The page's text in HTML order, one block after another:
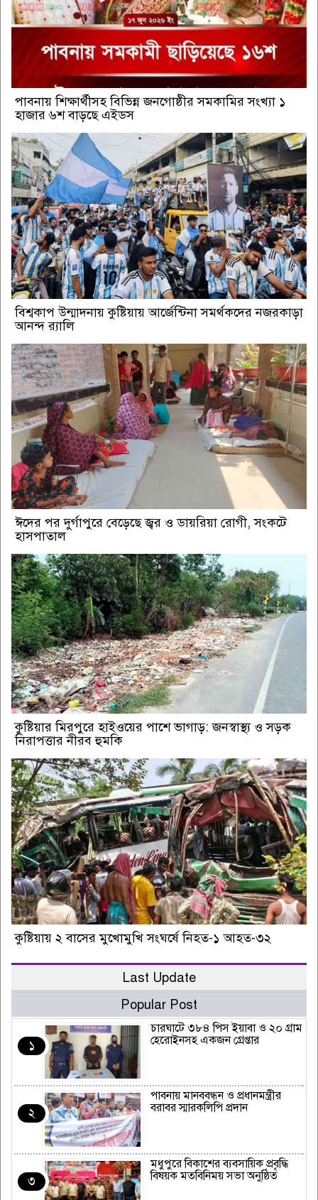
পাবনায় শিক্ষার্থীসহ বিভিন্ন জনগোষ্ঠীর সমকামির সংখ্যা ১
হাজার ৬শ বাড়ছে এইডস
বিশ্বকাপ উন্মাদনায় কুষ্টিয়ায় আর্জেন্টিনা সমর্থকদের নজরকাড়া
আনন্দ র‌্যালি
ঈদের পর দুর্গাপুরে বেড়েছে জ্বর ও ডায়রিয়া রোগী, সংকটে
হাসপাতাল
কুষ্টিয়ার মিরপুরে হাইওয়ের পাশে ভাগাড়: জনস্বাস্থ্য ও সড়ক
নিরাপত্তার নীরব হুমকি
কুষ্টিয়ায় ২ বাসের মুখোমুখি সংঘর্ষে নিহত-১ আহত-৩২
Last Update
Popular Post
১
চারঘাটে ৩৮৪ পিস ইয়াবা ও ২০ গ্রাম
হেরোইনসহ একজন গ্রেপ্তার
২
পাবনায় মানববন্ধন ও প্রধানমন্ত্রীর
বরাবর স্মারকলিপি প্রদান
৩
মধুপুরে বিকাশের ব্যবসায়িক প্রবৃদ্ধি
বিষয়ক মতবিনিময় সভা অনুষ্ঠিত